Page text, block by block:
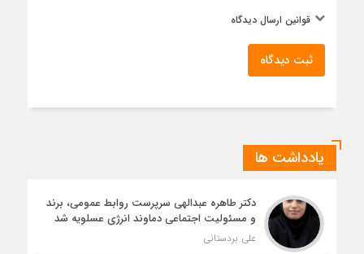
قوانین ارسال دیدگاه
ثبت دیدگاه
یادداشت ها
دکتر طاهره عبدالهی سرپرست روابط عمومی، برند
و مسئولیت اجتماعی دماوند انرژی عسلویه شد
علی بردستانی